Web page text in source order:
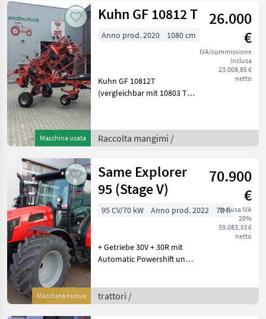
Macchina usata
Kuhn GF 10812 T
26.000
€
IVA/commissione
inclusa
23.008,85 €
netto
Anno prod. 2020 1080 cm
Kuhn GF 10812T
(vergleichbar mit 10803 T)
Kreiseln mit je 6
Zinkenarmen, Radschutze,
Raccolta mangimi /
Macchina nuova
Same Explorer
95 (Stage V)
70.900
€
inclusa IVA
20%
59.083,33 €
netto
95 CV/70 kW Anno prod. 2022 70 h
+ Getriebe 30V + 30R mit
Automatic Powershift und
Lastschaltstufen) + DL-
Bremse + Externe
trattori /